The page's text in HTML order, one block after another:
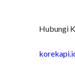
Hubungi